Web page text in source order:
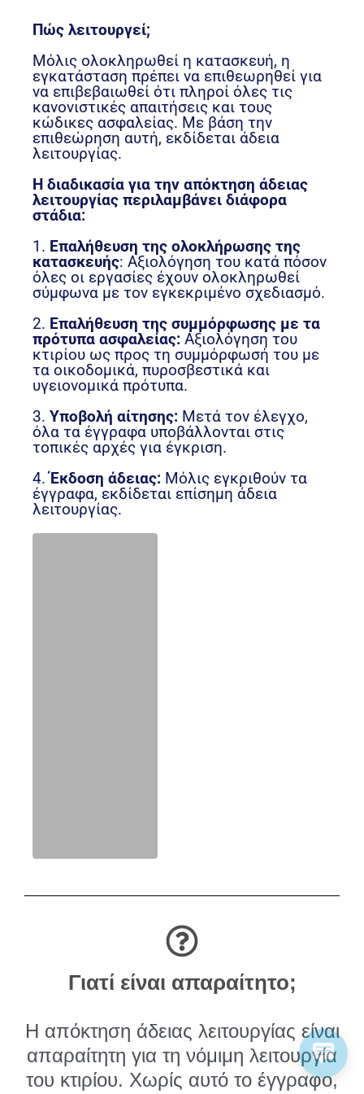
Πώς λειτουργεί;
Μόλις ολοκληρωθεί η κατασκευή, η
εγκατάσταση πρέπει να επιθεωρηθεί για
να επιβεβαιωθεί ότι πληροί όλες τις
κανονιστικές απαιτήσεις και τους
κώδικες ασφαλείας. Με βάση την
επιθεώρηση αυτή, εκδίδεται άδεια
λειτουργίας.
Η διαδικασία για την απόκτηση άδειας
λειτουργίας περιλαμβάνει διάφορα
στάδια:
1. Επαλήθευση της ολοκλήρωσης της
κατασκευής: Αξιολόγηση του κατά πόσον
όλες οι εργασίες έχουν ολοκληρωθεί
σύμφωνα με τον εγκεκριμένο σχεδιασμό.
2. Επαλήθευση της συμμόρφωσης με τα
πρότυπα ασφαλείας: Αξιολόγηση του
κτιρίου ως προς τη συμμόρφωσή του με
τα οικοδομικά, πυροσβεστικά και
υγειονομικά πρότυπα.
3. Υποβολή αίτησης: Μετά τον έλεγχο,
όλα τα έγγραφα υποβάλλονται στις
τοπικές αρχές για έγκριση.
4.Έκδοση άδειας: Μόλις εγκριθούν τα
έγγραφα, εκδίδεται επίσημη άδεια
λειτουργίας.
Γιατί είναι απαραίτητο;
Η απόκτηση άδειας λειτουργίας είναι
απαραίτητη για τη νόμιμη λειτουργία
του κτιρίου. Χωρίς αυτό το έγγραφο,